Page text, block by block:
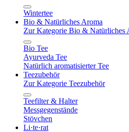
Wintertee
Bio & Natürliches Aroma
Zur Kategorie Bio & Natürliches
Bio Tee
Ayurveda Tee
Natürlich aromatisierter Tee
Teezubehör
Zur Kategorie Teezubehör
Teefilter & Halter
Messgegenstände
Stövchen
Li·te·rat